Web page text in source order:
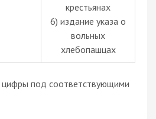
крестьянах
6) издание указа о
вольных
хлебопашцах
под соответствующими